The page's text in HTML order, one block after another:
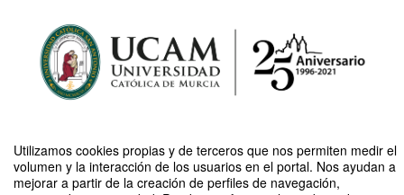
Utilizamos cookies propias y de terceros que nos permiten medir el
volumen y la interacción de los usuarios en el portal. Nos ayudan a
mejorar a partir de la creación de perfiles de navegación,
Compartir por email